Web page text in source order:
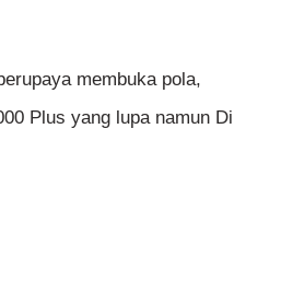
membuka pola,
Plus yang lupa namun Di